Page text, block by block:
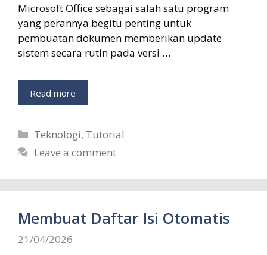
Microsoft Office sebagai salah satu program
yang perannya begitu penting untuk
pembuatan dokumen memberikan update
sistem secara rutin pada versi …
Read more
Categories
Teknologi, Tutorial
Leave a comment
Membuat Daftar Isi Otomatis
21/04/2026